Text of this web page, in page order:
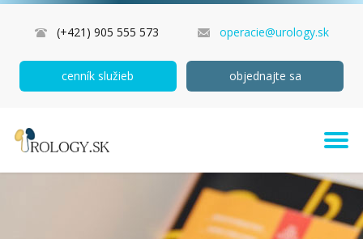
(+421) 905 555 573 operacie@urology.sk
cenník služieb objednajte sa